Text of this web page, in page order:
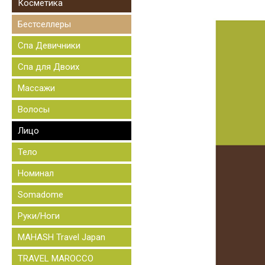
Косметика
Бестселлеры
Спа Девичники
Спа для Двоих
Массажи
Волосы
Лицо
Тело
Номинал
Somadome
Руки/Ноги
MAHASH Travel Japan
TRAVEL MAROCCO